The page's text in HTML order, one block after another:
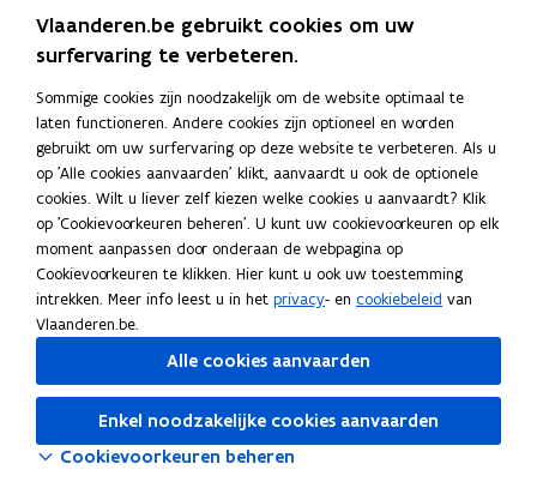
kosteloos over beschikte gedurende de vijf jaar vóór zijn
overlijden, worden geacht deel uit te maken van zijn
nalatenschap, tenzij de bevoordeling onderworpen is aan de
schenkbelasting of het registratierecht op de schenkingen
onder de levenden. De erfgenamen of legatarissen hebben
een verhaalsrecht ten aanzien van de begiftigde voor de
successierechten die op die goederen voldaan zijn.
Als door de bevoegde entiteit van de Vlaamse administratie
of door de erfgenamen en legatarissen bewezen wordt dat
de bevoordeling toekwam aan een bepaalde persoon, wordt
die als legataris van de geschonken zaak beschouwd.
Voor de toepassing van deze paragraaf wordt een
bevoordeling waarvoor een vrijstelling van de
schenkbelasting is toegepast, gelijkgesteld met een
bevoordeling die aan de schenkbelasting of aan het
Vlaanderen.be gebruikt cookies om uw
surfervaring te verbeteren.
Sommige cookies zijn noodzakelijk om de website optimaal te
laten functioneren. Andere cookies zijn optioneel en worden
gebruikt om uw surfervaring op deze website te verbeteren. Als u
op 'Alle cookies aanvaarden' klikt, aanvaardt u ook de optionele
cookies. Wilt u liever zelf kiezen welke cookies u aanvaardt? Klik
op 'Cookievoorkeuren beheren'. U kunt uw cookievoorkeuren op elk
moment aanpassen door onderaan de webpagina op
Cookievoorkeuren te klikken. Hier kunt u ook uw toestemming
intrekken. Meer info leest u in het privacy- en cookiebeleid van
Vlaanderen.be.
Alle cookies aanvaarden
Enkel noodzakelijke cookies aanvaarden
Cookievoorkeuren beheren